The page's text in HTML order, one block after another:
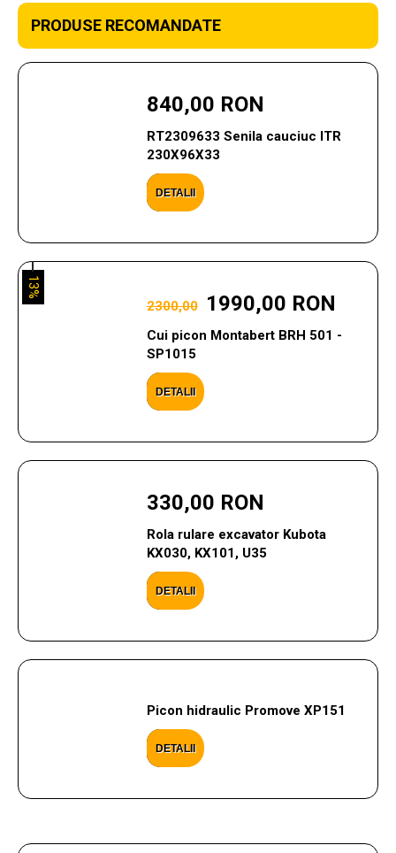
PRODUSE RECOMANDATE
840,00 RON
RT2309633 Senila cauciuc ITR
230X96X33
DETALII
2300,00 1990,00 RON
Cui picon Montabert BRH 501 -
SP1015
DETALII
13%
330,00 RON
Rola rulare excavator Kubota
KX030, KX101, U35
DETALII
Picon hidraulic Promove XP151
DETALII